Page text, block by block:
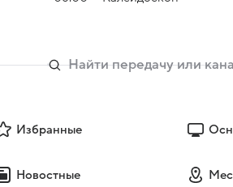
Избранные
Новостные